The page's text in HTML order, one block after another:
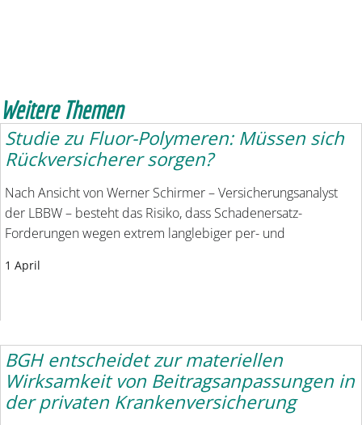
Weitere Themen
Studie zu Fluor-Polymeren: Müssen sich
Rückversicherer sorgen?
Nach Ansicht von Werner Schirmer – Versicherungsanalyst
der LBBW – besteht das Risiko, dass Schadenersatz-
Forderungen wegen extrem langlebiger per- und
1 April
BGH entscheidet zur materiellen
Wirksamkeit von Beitragsanpassungen in
der privaten Krankenversicherung